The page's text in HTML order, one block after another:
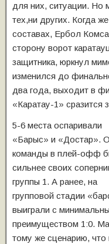
для них, ситуации. Но
тех,ни других. Когда
составах, Ербол
сторону ворот
защитника, юркнул
изменился до
два года, выходит в
«Каратау-1» сразится
5-6 места оспаривали
«Барыс» и «Достар».
команды в плей-офф
сильнее своих
группы 1. А ранее, на
групповой стадии
выиграли с
преимуществом 1:0.
тому же сценарию,